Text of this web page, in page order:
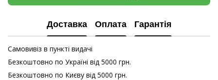
Доставка Оплата Гарантія
Самовивіз в пункті видачі
Безкоштовно по Україні від 5000 грн.
Безкоштовно по Києву від 5000 грн.